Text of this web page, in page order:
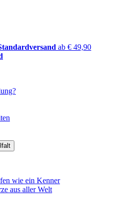
ab € 49,90
wie ein Kenner
aus aller Welt